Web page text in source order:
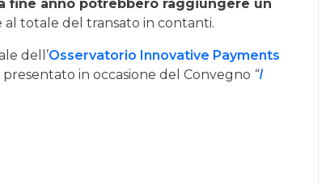
fine anno potrebbero raggiungere un
al totale del transato in contanti.
dell’Osservatorio Innovative Payments
presentato in occasione del Convegno “I